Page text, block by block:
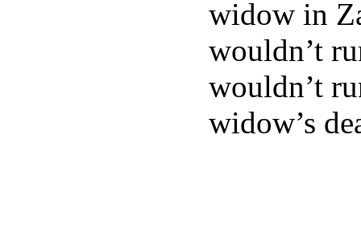
widow in
wouldn’t
wouldn’t
widow’s